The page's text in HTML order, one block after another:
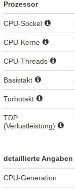
Prozessor
CPU-Sockel
CPU-Kerne
CPU-Threads
Basistakt
Turbotakt
TDP
(Verlustleistung)
detaillierte Angaben
CPU-Generation